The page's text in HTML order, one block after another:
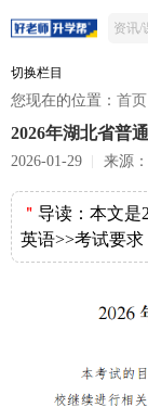
切换栏目
您现在的位置： 首页
2026年湖北省普
2026-01-29 来源
＂ 导读： 本文是
英语>>考试要求